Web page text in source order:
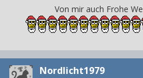
Von mir auch Frohe
Nordlicht1979